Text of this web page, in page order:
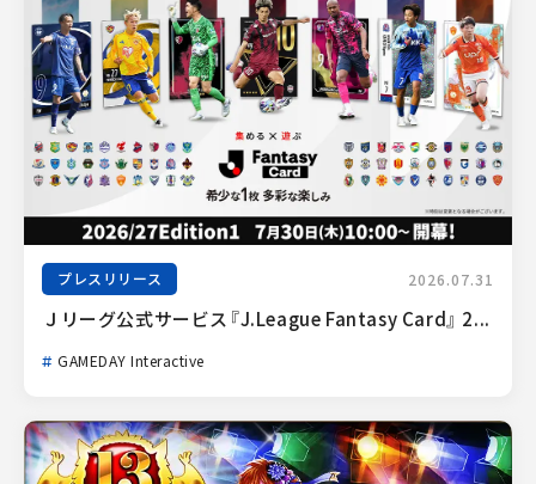
プレスリリース 2026.07.31
Ｊリーグ公式サービス『J.League Fantasy Card』 2...
GAMEDAY Interactive